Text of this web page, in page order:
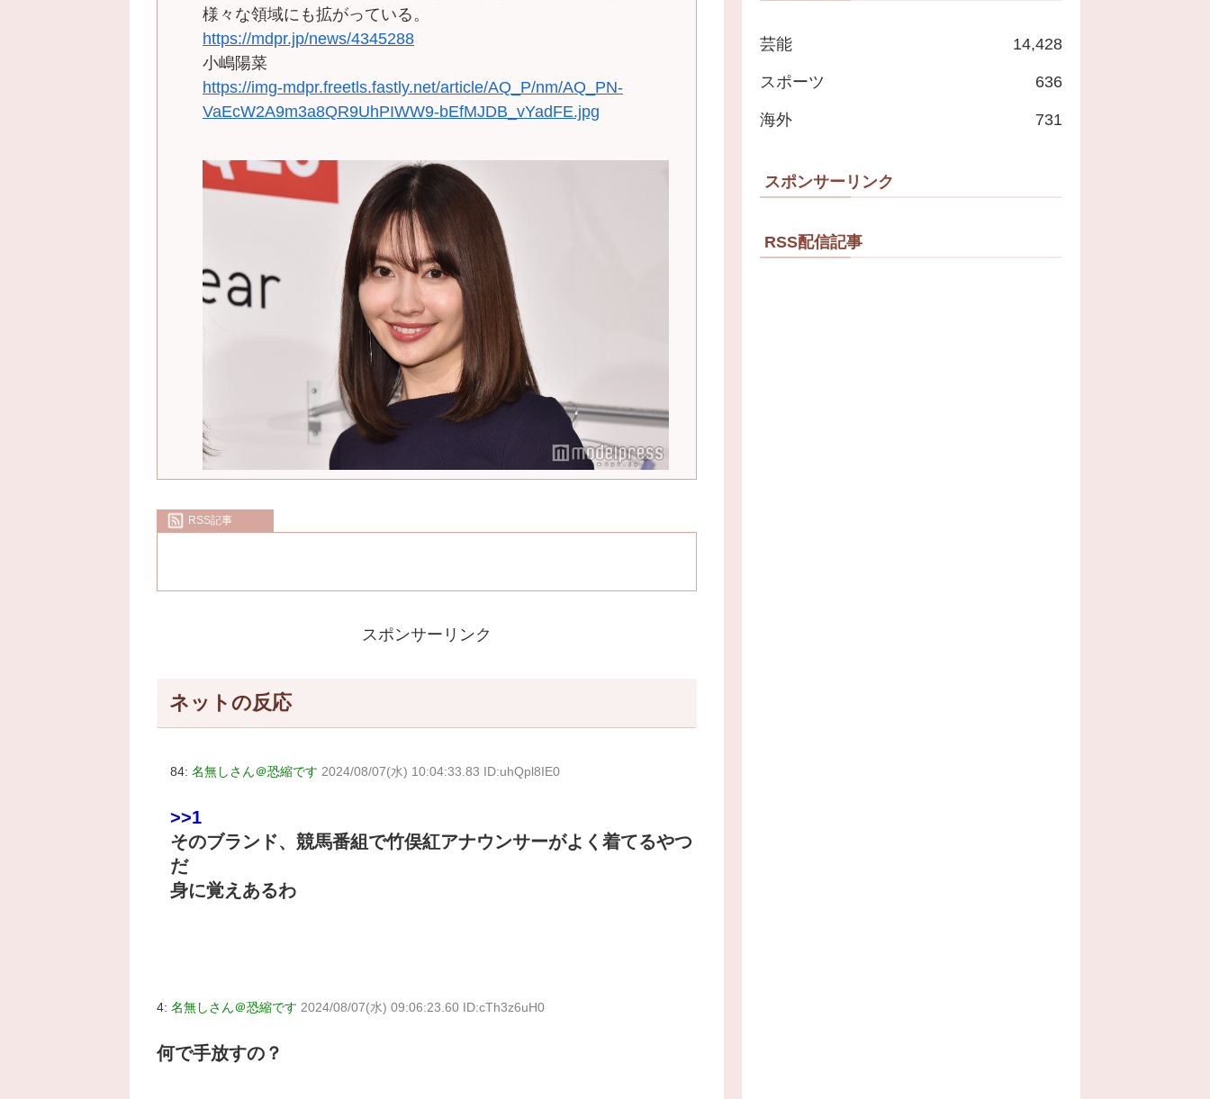
様々な領域にも拡がっている。
https://mdpr.jp/news/4345288
小嶋陽菜
https://img-mdpr.freetls.fastly.net/article/AQ_P/nm/AQ_PN-
VaEcW2A9m3a8QR9UhPIWW9-bEfMJDB_vYadFE.jpg
RSS記事
スポンサーリンク
ネットの反応
84: 名無しさん＠恐縮です 2024/08/07(水) 10:04:33.83 ID:uhQpl8IE0
>>1
そのブランド、競馬番組で竹俣紅アナウンサーがよく着てるやつ
だ
身に覚えあるわ
4: 名無しさん＠恐縮です 2024/08/07(水) 09:06:23.60 ID:cTh3z6uH0
何で手放すの？
芸能 14,428
スポーツ 636
海外 731
スポンサーリンク
RSS配信記事